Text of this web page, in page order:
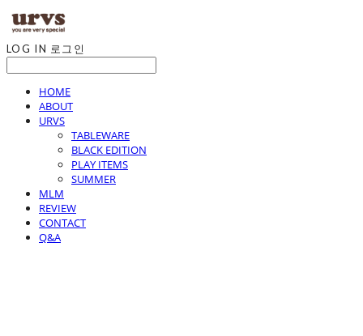
LOG IN 로그인
HOME
ABOUT
URVS
TABLEWARE
BLACK EDITION
PLAY ITEMS
SUMMER
MLM
REVIEW
CONTACT
Q&A